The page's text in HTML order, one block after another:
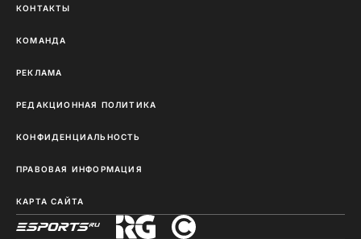
КОНТАКТЫ
КОМАНДА
РЕКЛАМА
РЕДАКЦИОННАЯ ПОЛИТИКА
КОНФИДЕНЦИАЛЬНОСТЬ
ПРАВОВАЯ ИНФОРМАЦИЯ
КАРТА САЙТА